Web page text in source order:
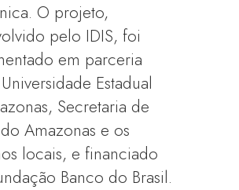
O projeto,
pelo IDIS, foi
em parceria
Estadual
Secretaria de
Amazonas e os
locais, e financiado
Banco do Brasil.